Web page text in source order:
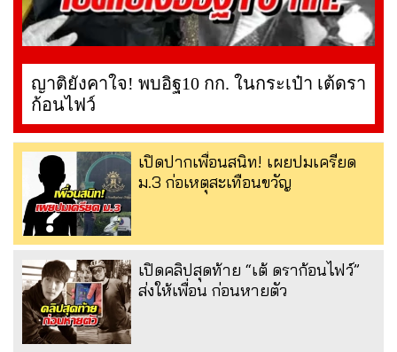
ญาติยังคาใจ! พบอิฐ10 กก. ในกระเป๋า เต้ดรา
ก้อนไฟว์
เปิดปากเพื่อนสนิท! เผยปมเครียด
ม.3 ก่อเหตุสะเทือนขวัญ
เปิดคลิปสุดท้าย “เต้ ดราก้อนไฟว์”
ส่งให้เพื่อน ก่อนหายตัว